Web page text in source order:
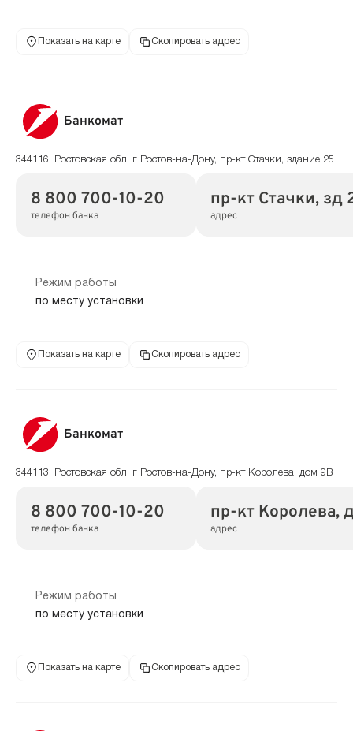
Показать на карте Скопировать адрес
Банкомат
344116, Ростовская обл, г Ростов-на-Дону, пр-кт Стачки, здание 25
8 800 700-10-20
телефон банка
пр-кт Стачки, зд
адрес
Режим работы
по месту установки
Показать на карте Скопировать адрес
Банкомат
344113, Ростовская обл, г Ростов-на-Дону, пр-кт Королева, дом 9В
8 800 700-10-20
телефон банка
пр-кт Королева,
адрес
Режим работы
по месту установки
Показать на карте Скопировать адрес